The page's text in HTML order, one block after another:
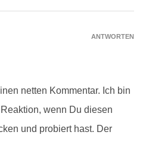
netten Kommentar. Ich bin
wenn Du diesen
und probiert hast. Der
ANTWORTEN